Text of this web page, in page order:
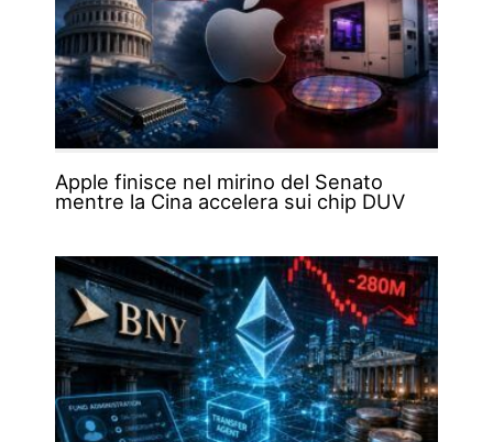
Apple finisce nel mirino del Senato
mentre la Cina accelera sui chip DUV